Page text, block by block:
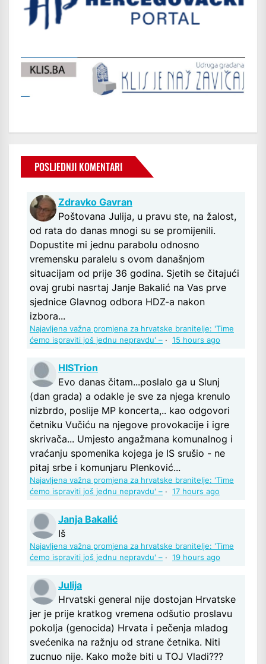
POSLJEDNJI KOMENTARI
Zdravko Gavran
Poštovana Julija, u pravu ste, na žalost,
od rata do danas mnogi su se promijenili.
Dopustite mi jednu parabolu odnosno
vremensku paralelu s ovom današnjom
situacijam od prije 36 godina. Sjetih se čitajući
ovaj grubi nasrtaj Janje Bakalić na Vas prve
sjednice Glavnog odbora HDZ-a nakon
izbora...
Najavljena važna promjena za hrvatske branitelje: 'Time
ćemo ispraviti još jednu nepravdu' – · 15 hours ago
HISTrion
Evo danas čitam...poslalo ga u Slunj
(dan grada) a odakle je sve za njega krenulo
nizbrdo, poslije MP koncerta,.. kao odgovori
četniku Vučiću na njegove provokacije i igre
skrivača... Umjesto angažmana komunalnog i
vraćanju spomenika kojega je IS srušio - ne
pitaj srbe i komunjaru Plenković...
Najavljena važna promjena za hrvatske branitelje: 'Time
ćemo ispraviti još jednu nepravdu' – · 17 hours ago
Janja Bakalić
Iš
Najavljena važna promjena za hrvatske branitelje: 'Time
ćemo ispraviti još jednu nepravdu' – · 19 hours ago
Julija
Hrvatski general nije dostojan Hrvatske
jer je prije kratkog vremena odšutio proslavu
pokolja (genocida) Hrvata i pečenja mladog
svećenika na ražnju od strane četnika. Niti
zucnuo nije. Kako može biti u TOJ Vladi???